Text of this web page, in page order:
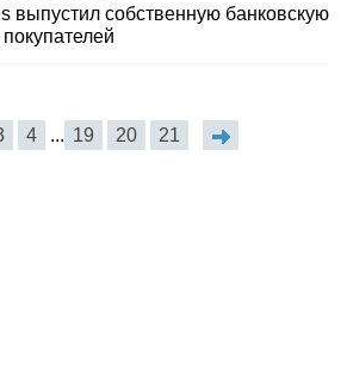
выпустил собственную банковскую
4 ... 19 20 21